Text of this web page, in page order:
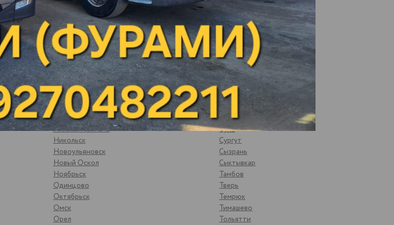
Можга
Мулянка
Муром
Набережные Челны
Невьянск
Нефтеюганск
Нижневартовск
Нижнекамск
Нижний Новгород
Нижний Тагил
Нижняя Мактама
Никольск
Новоульяновск
Новый Оскол
Ноябрьск
Одинцово
Октябрьск
Омск
Орел
Сарапул
Саратов
Свердлово, Тоцкий р-он
Сегежа
Сергиев-Посад
Смоленск
Соликамск
Старый Оскол
Суздаль
Суна
Сургут
Сызрань
Сыктывкар
Тамбов
Тверь
Темрюк
Тимашево
Тольятти